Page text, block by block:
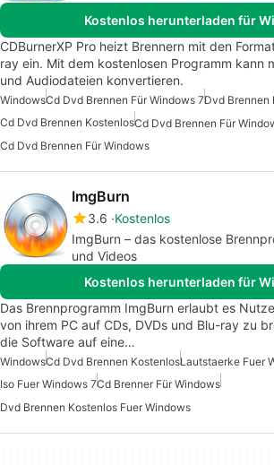
Kostenlos herunterladen für
CDBurnerXP Pro heizt Brennern mit den
ray ein. Mit dem kostenlosen Programm kann
und Audiodateien konvertieren.
WindowsCd Dvd Brennen Für Windows 7Dvd Brennen
Cd Dvd Brennen Kostenlos
Cd Dvd Brennen Für Windows
ImgBurn
3.6 Kostenlos
ImgBurn – das kostenlose
und Videos
Kostenlos herunterladen für
Das Brennprogramm ImgBurn erlaubt es
von ihrem PC auf CDs, DVDs und Blu-ray zu
die Software auf eine…
WindowsCd Dvd Brennen KostenlosLautstaerke Fuer
Iso Fuer Windows 7Cd Brenner Für Windows
Dvd Brennen Kostenlos Fuer Windows